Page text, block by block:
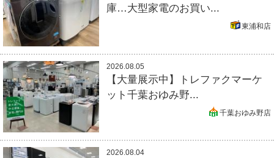
庫…大型家電のお買い...
東浦和店
2026.08.05
【大量展示中】トレファクマーケ
ット千葉おゆみ野...
千葉おゆみ野店
2026.08.04